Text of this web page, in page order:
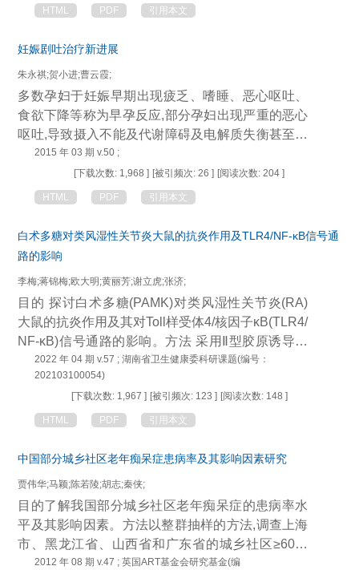
差异无统计学意义;PSQI测得男、女生睡眠质量总分
意义(P<0.05);睡眠问题(PSQI≥8)检出率为18.3%。
典型相关结果显示,睡眠质量与QOL的第1、2对典型
相关系数分别为0.605、0.285,前两对累计贡献率为
95.63%;睡眠质量领域主观睡眠质量、睡眠障碍以及
日间功能紊乱与QOL领域一般健康状况、精力和情
感职能相关。结论睡眠质量是QOL的重要影响因素,
应采取相关措施对大学生睡眠质量进行针对性干预,
HTML PDF 引用本文
妊娠剧吐治疗新进展
朱永祺;贺小进;曹云霞;
多数孕妇于妊娠早期出现疲乏、嗜睡、恶心呕吐、
食欲下降等称为早孕反应,部分孕妇出现严重的恶心
呕吐,导致摄入不能及代谢障碍及电解质失衡甚至威
胁患者生命的情况称为妊娠剧吐。该疾病具有显著
的时限性特点,但无特效治疗措施,近些年来西医从疾
病病因学入手,提出了一些新的治疗措施,祖国医学则
探索性临床研究,获得了良好的临床疗效。
2015 年 03 期 v.50 ;
[下载次数: 1,968 ] [被引频次: 26 ] [阅读次数: 204 ]
HTML PDF 引用本文
白术多糖对类风湿性关节炎大鼠的抗炎作用及TLR4/NF-κB信号通
路的影响
李梅;蒋锦梅;欧大明;黄丽芳;谢立虎;张济;
目的 探讨白术多糖(PAMK)对类风湿性关节炎(RA)
大鼠的抗炎作用及其对Toll样受体4/核因子κB(TLR4/
NF-κB)信号通路的影响。方法 采用Ⅱ型胶原诱导建
立RA大鼠模型，造模成功后将大鼠分为模型组、阳
性药物组(雷公藤多苷片)、PAMK低、高剂量组，同
时设置正常对照组，每组12只。给予雷公藤多苷片
或PAMK灌胃给药，1次/d,连续4周。测量大鼠体质
指数；HE染色观察踝关节滑膜组织病理学变化；E
α)水平；Western blot检测踝关节滑膜组织中总蛋白
Toll样受体4(TLR4)、髓样分化因子88(MyD88)、磷
酸化核因子κB p65[p-NF-κB p65(Ser536)]及核蛋白
2022 年 04 期 v.57 ; 湖南省卫生健康委科研课题(编号：
202103100054)
[下载次数: 1,967 ] [被引频次: 123 ] [阅读次数: 148 ]
HTML PDF 引用本文
中国部分城乡社区老年痴呆症患病率及其影响因素研究
贾伟华;马颖;陈若陵;胡志;秦侠;
目的了解我国部分城乡社区老年痴呆症的患病率水
平及其影响因素。方法以整群抽样的方法,调查上海
市、黑龙江省、山西省和广东省的城乡社区≥60岁
老年人,采用国际多中心的痴呆流行病学研究项目(1
2012 年 08 期 v.47 ; 英国ART基金会研究基金(编